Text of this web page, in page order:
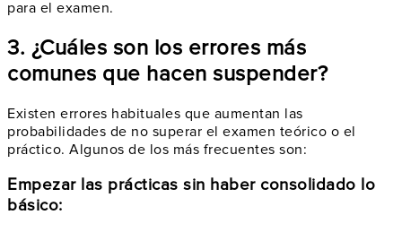
para el examen.
3. ¿Cuáles son los errores más
comunes que hacen suspender?
Existen errores habituales que aumentan las
probabilidades de no superar el examen teórico o el
práctico. Algunos de los más frecuentes son:
Empezar las prácticas sin haber consolidado lo
básico: